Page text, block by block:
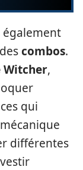
également
combos.
Witcher,
qui
différentes